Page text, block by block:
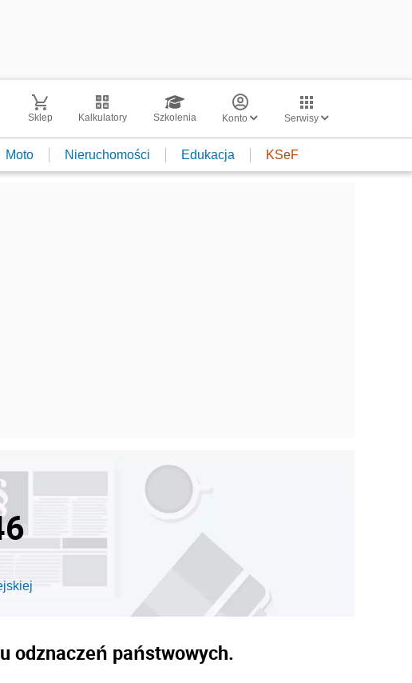
Sklep Kalkulatory Szkolenia Konto Serwisy
Moto Nieruchomości Edukacja KSeF
odznaczeń państwowych.